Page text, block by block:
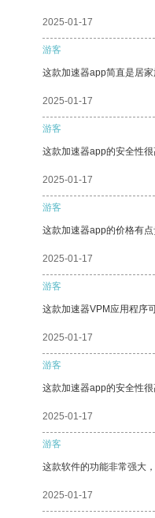
2025-01-17
游客
这款加速器app简直是居
2025-01-17
游客
这款加速器app的安全性
2025-01-17
游客
这款加速器app的价格有
2025-01-17
游客
这款加速器VPM应用程序
2025-01-17
游客
这款加速器app的安全性
2025-01-17
游客
这款软件的功能非常强大
2025-01-17